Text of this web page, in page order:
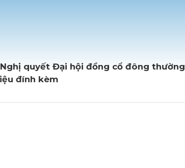
Nghị quyết Đại hội đồng cổ đông thường
đính kèm